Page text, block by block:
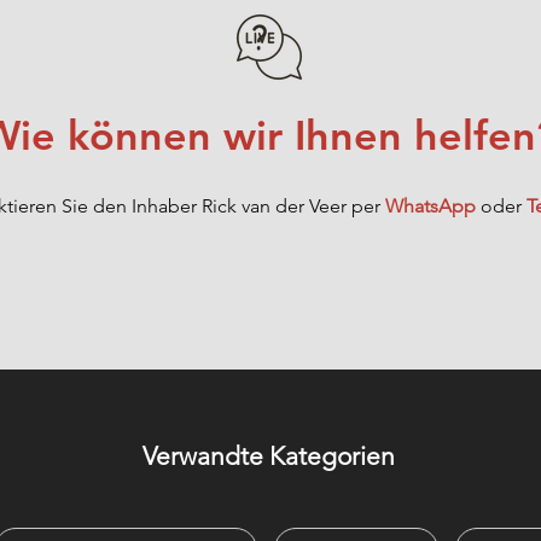
können wir Ihnen
Sie den Inhaber Rick van der Veer per WhatsAppoder
Verwandte Kategorien